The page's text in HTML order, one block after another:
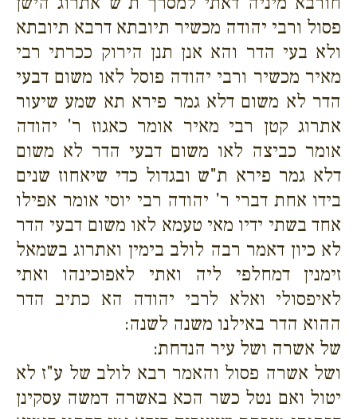
פסול ורבי יהודה מכשיר תיובתא דרבא תיובתא
ולא בעי הדר והא אנן תנן הירוק ככרתי רבי
מאיר מכשיר ורבי יהודה פוסל לאו משום דבעי
הדר לא משום דלא גמר פירא תא שמע שיעור
אתרוג קטן רבי מאיר אומר כאגוז ר' יהודה
אומר כביצה לאו משום דבעי הדר לא משום
דלא גמר פירא ת"ש ובגדול כדי שיאחוז שנים
בידו אחת דברי ר' יהודה רבי יוסי אומר אפילו
אחד בשתי ידיו מאי טעמא לאו משום דבעי הדר
לא כיון דאמר רבה לולב בימין ואתרוג בשמאל
זימנין דמחלפי ליה ואתי לאפוכינהו ואתי
לאיפסולי ואלא לרבי יהודה הא כתיב הדר
ההוא הדר באילנו משנה לשנה:
של אשרה ושל עיר הנדחת:
ושל אשרה פסול והאמר רבא לולב של ע"ז לא
יטול ואם נטל כשר הכא באשרה דמשה עסקינן